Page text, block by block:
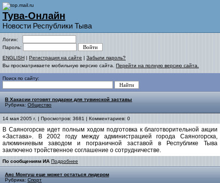
Тува-Онлайн
Новости Республики Тыва
Логин:
Пароль:
ENGLISH | Регистрация на сайте | Забыли пароль?
Вы просматриваете мобильную версию сайта. Перейти на полную версию сайта.
Поиск по сайту:
В Хакасии готовят подарки для тувинской заставы
Рубрика: Общество
14 мая 2005 г. | Просмотров: 3681 | Комментариев: 0
В Саяногорске идет полным ходом подготовка к благотворительной акции
«Застава». В 2002 году между администрацией города Саяногорска,
алюминиевым заводом и пограничной заставой в Республике Тыва
заключено тройственное соглашение о сотрудничестве.
По сообщениям ИА Подробнее
Аяс Монгуш еще может остаться лидером
Рубрика: Спорт